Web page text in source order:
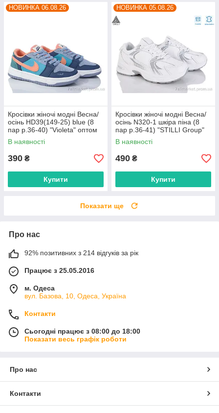
НОВИНКА 06.08.26
Кросівки жіночі модні Весна/
осінь HD39(149-25) blue (8
пар р.36-40) "Violeta" оптом
від прямого постачальника
В наявності
390 ₴
Купити
НОВИНКА 05.08.26
Кросівки жіночі модні Весна/
осінь N320-1 шкіра піна (8
пар р.36-41) "STILLI Group"
оптом від прямого
постачальника
В наявності
490 ₴
Купити
Показати ще
Про нас
92% позитивних з 214 відгуків за рік
Працює з 25.05.2016
м. Одеса
вул. Базова, 10, Одеса, Україна
Контакти
Сьогодні працює з 08:00 до 18:00
Показати весь графік роботи
Про нас
Контакти